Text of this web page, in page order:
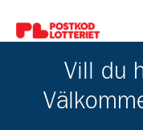
Gå till pl_50
Vill du